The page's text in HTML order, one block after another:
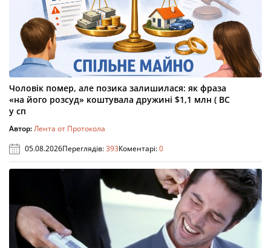
Чоловік помер, але позика залишилася: як фраза
«на його розсуд» коштувала дружині $1,1 млн ( ВС
у сп
Автор:Лента от Протокола
05.08.2026Переглядів:393Коментарі:0